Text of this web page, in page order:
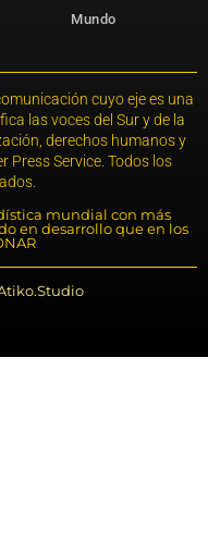
Mundo
cuyo eje es una
las voces del Sur y de la
derechos humanos y
Press Service. Todos los
mundial con más
en desarrollo que en los